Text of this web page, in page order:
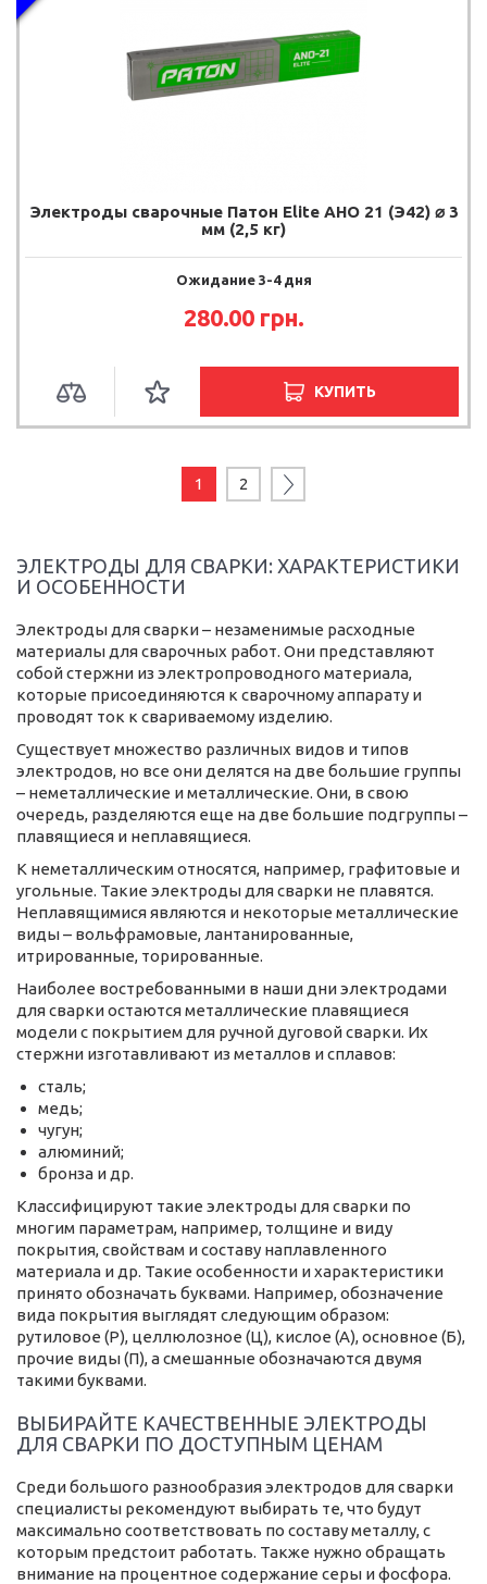
Электроды сварочные Патон Elite АНО 21 (Э42) ⌀ 3
мм (2,5 кг)
Ожидание 3-4 дня
280.00 грн.
КУПИТЬ
1 2
ЭЛЕКТРОДЫ ДЛЯ СВАРКИ: ХАРАКТЕРИСТИКИ
И ОСОБЕННОСТИ
Электроды для сварки – незаменимые расходные
материалы для сварочных работ. Они представляют
собой стержни из электропроводного материала,
которые присоединяются к сварочному аппарату и
проводят ток к свариваемому изделию.
Существует множество различных видов и типов
электродов, но все они делятся на две большие группы
– неметаллические и металлические. Они, в свою
очередь, разделяются еще на две большие подгруппы –
плавящиеся и неплавящиеся.
К неметаллическим относятся, например, графитовые и
угольные. Такие электроды для сварки не плавятся.
Неплавящимися являются и некоторые металлические
виды – вольфрамовые, лантанированные,
итрированные, торированные.
Наиболее востребованными в наши дни электродами
для сварки остаются металлические плавящиеся
модели с покрытием для ручной дуговой сварки. Их
стержни изготавливают из металлов и сплавов:
сталь;
медь;
чугун;
алюминий;
бронза и др.
Классифицируют такие электроды для сварки по
многим параметрам, например, толщине и виду
покрытия, свойствам и составу наплавленного
материала и др. Такие особенности и характеристики
принято обозначать буквами. Например, обозначение
вида покрытия выглядят следующим образом:
рутиловое (Р), целлюлозное (Ц), кислое (А), основное (Б),
прочие виды (П), а смешанные обозначаются двумя
такими буквами.
ВЫБИРАЙТЕ КАЧЕСТВЕННЫЕ ЭЛЕКТРОДЫ
ДЛЯ СВАРКИ ПО ДОСТУПНЫМ ЦЕНАМ
Среди большого разнообразия электродов для сварки
специалисты рекомендуют выбирать те, что будут
максимально соответствовать по составу металлу, с
которым предстоит работать. Также нужно обращать
внимание на процентное содержание серы и фосфора.